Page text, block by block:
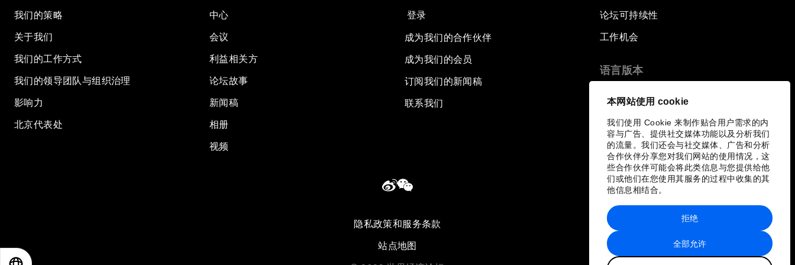
本网站使用 cookie
我们使用 Cookie 来制作贴合用户需求的内
容与广告、提供社交媒体功能以及分析我们
的流量。我们还会与社交媒体、广告和分析
合作伙伴分享您对我们网站的使用情况，这
些合作伙伴可能会将此类信息与您提供给他
们或他们在您使用其服务的过程中收集的其
他信息相结合。
全部允许
拒绝
我们的策略
关于我们
我们的工作方式
我们的领导团队与组织治理
影响力
北京代表处
中心
会议
利益相关方
论坛故事
新闻稿
相册
视频
登录
成为我们的合作伙伴
成为我们的会员
订阅我们的新闻稿
联系我们
论坛可持续性
工作机会
语言版本
隐私政策和服务条款
站点地图